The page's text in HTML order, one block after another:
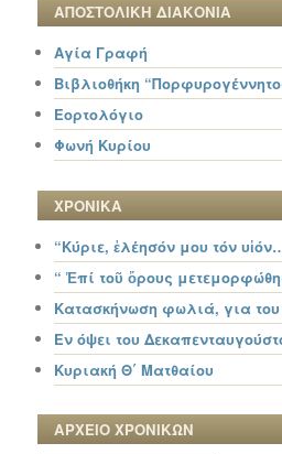
ΑΠΟΣΤΟΛΙΚΗ ΔΙΑΚΟΝΙΑ
Αγία Γραφή
Βιβλιοθήκη
Εορτολόγιο
Φωνή Κυρίου
ΧΡΟΝΙΚΑ
“Κύριε, ἐλέησόν μου τόν
“ Ἐπί τοῦ ὄρους
Κατασκήνωση φωλιά, για
Εν όψει του
Κυριακή Θ΄ Ματθαίου
ΑΡΧΕΙΟ ΧΡΟΝΙΚΩΝ